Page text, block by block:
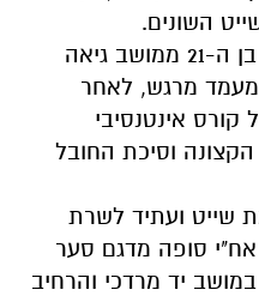
השונים.
בתאריך ה13.9 סגן רון גבאי בן ה-21 ממושב גיאה
מרגש, לאחר
אינטנסיבי
וסיכת החובל
שייט ועתיד לשרת
סופה מדגם סער
במושב יד מרדכי והרחיב